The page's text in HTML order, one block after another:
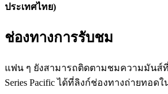
ประเทศไทย)
ช่องทางการรับชม
แฟน ๆ ยังสามารถติดตามชมความมันส์ที่
Series Pacific ได้ที่ลิงก์ช่องทางถ่ายทอ